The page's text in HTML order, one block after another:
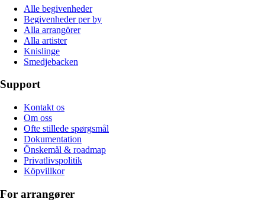
Alle begivenheder
Begivenheder per by
Alla arrangörer
Alla artister
Knislinge
Smedjebacken
Support
Kontakt os
Om oss
Ofte stillede spørgsmål
Dokumentation
Önskemål & roadmap
Privatlivspolitik
Köpvillkor
For arrangører